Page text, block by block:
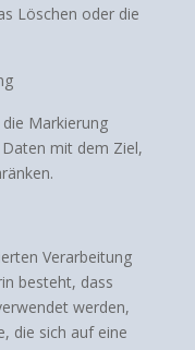
Löschen oder die
Markierung
mit dem Ziel,
Verarbeitung
besteht, dass
werden,
die sich auf eine